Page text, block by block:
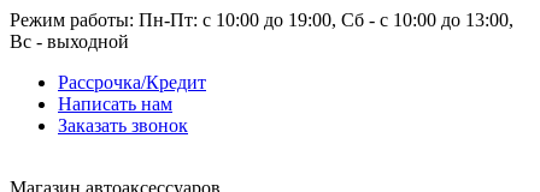
Режим работы: Пн-Пт: с 10:00 до 19:00, Сб - с 10:00 до 13:00,
Вс - выходной
Рассрочка/Кредит
Написать нам
Заказать звонок
Магазин автоаксессуаров